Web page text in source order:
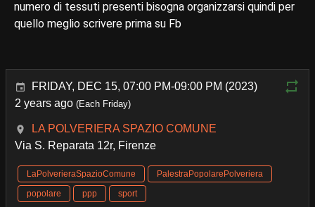
numero di tessuti presenti bisogna organizzarsi quindi per
quello meglio scrivere prima su Fb
FRIDAY, DEC 15, 07:00 PM-09:00 PM (2023)
2 years ago (Each Friday)
LA POLVERIERA SPAZIO COMUNE
Via S. Reparata 12r, Firenze
LaPolverieraSpazioComune
PalestraPopolarePolveriera
popolare
ppp sport